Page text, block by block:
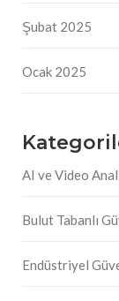
Şubat 2025
Ocak 2025
AI ve Video
Bulut Tabanlı
Endüstriyel